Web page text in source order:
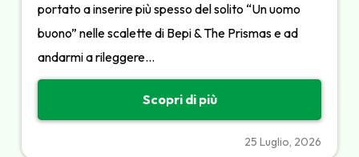
portato a inserire più spesso del solito “Un uomo
buono” nelle scalette di Bepi & The Prismas e ad
andarmi a rileggere…
Scopri di più
25 Luglio, 2026